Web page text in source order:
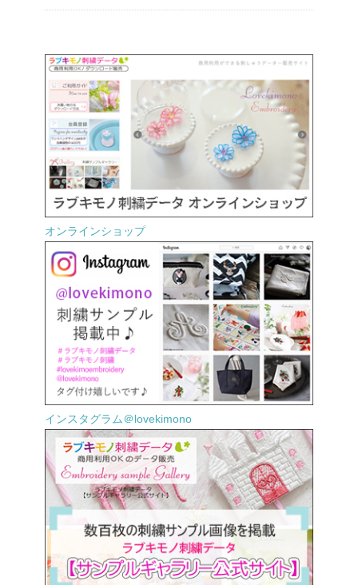
オンラインショップ
インスタグラム＠lovekimono